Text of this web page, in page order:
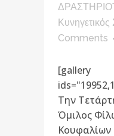
Comments
[gallery
Την
Όμιλος
Κουφαλίων